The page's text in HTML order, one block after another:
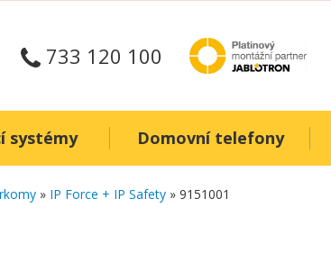
733 120 100
systémy Domovní telefony
» IP Force + IP Safety » 9151001